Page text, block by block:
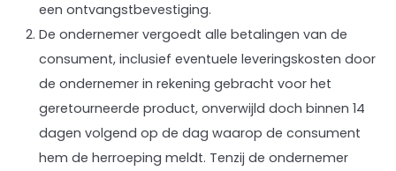
een ontvangstbevestiging.
De ondernemer vergoedt alle betalingen van de
consument, inclusief eventuele leveringskosten door
de ondernemer in rekening gebracht voor het
geretourneerde product, onverwijld doch binnen 14
dagen volgend op de dag waarop de consument
hem de herroeping meldt. Tenzij de ondernemer